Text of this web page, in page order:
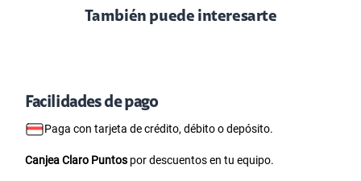
También puede interesarte
Facilidades de pago
Paga con tarjeta de crédito, débito o depósito.
Canjea Claro Puntos por descuentos en tu equipo.